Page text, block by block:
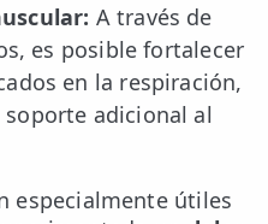
A través de
es posible fortalecer
en la respiración,
adicional al
especialmente útiles